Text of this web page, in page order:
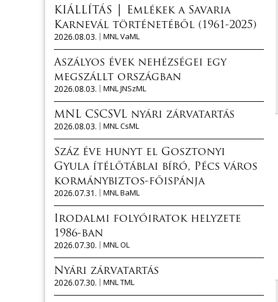
KIÁLLÍTÁS │ Emlékek a Savaria
Karnevál történetéből (1961-2025)
2026.08.03.
MNL VaML
Aszályos évek nehézségei egy
megszállt országban
2026.08.03.
MNL JNSzML
MNL CSCSVL nyári zárvatartás
2026.08.03.
MNL CsML
Száz éve hunyt el Gosztonyi
Gyula ítélőtáblai bíró, Pécs város
kormánybiztos-főispánja
2026.07.31.
MNL BaML
Irodalmi folyóiratok helyzete
1986-ban
2026.07.30.
MNL OL
Nyári zárvatartás
2026.07.30.
MNL TML